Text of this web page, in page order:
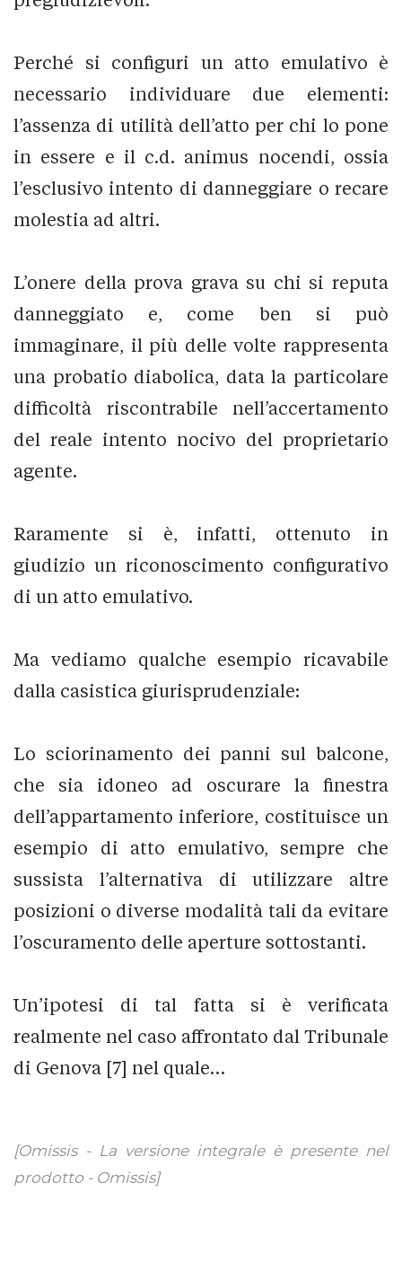
Perché si configuri un atto emulativo è
necessario individuare due elementi:
l’assenza di utilità dell’atto per chi lo pone
in essere e il c.d. animus nocendi, ossia
l’esclusivo intento di danneggiare o recare
molestia ad altri.
L’onere della prova grava su chi si reputa
danneggiato e, come ben si può
immaginare, il più delle volte rappresenta
una probatio diabolica, data la particolare
difficoltà riscontrabile nell’accertamento
del reale intento nocivo del proprietario
agente.
Raramente si è, infatti, ottenuto in
giudizio un riconoscimento configurativo
di un atto emulativo.
Ma vediamo qualche esempio ricavabile
dalla casistica giurisprudenziale:
Lo sciorinamento dei panni sul balcone,
che sia idoneo ad oscurare la finestra
dell’appartamento inferiore, costituisce un
esempio di atto emulativo, sempre che
sussista l’alternativa di utilizzare altre
posizioni o diverse modalità tali da evitare
l’oscuramento delle aperture sottostanti.
Un’ipotesi di tal fatta si è verificata
realmente nel caso affrontato dal Tribunale
di Genova [7] nel quale…
[Omissis - La versione integrale è presente nel
prodotto - Omissis]